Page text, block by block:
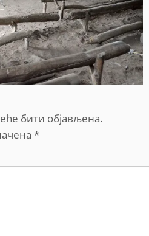
бити објављена.
*